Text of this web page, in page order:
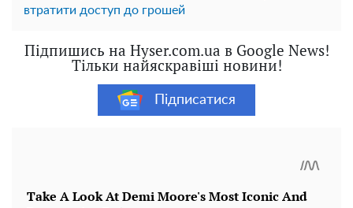
втратити доступ до грошей
Підпишись на Hyser.com.ua в Google News!
Тільки найяскравіші новини!
Підписатися